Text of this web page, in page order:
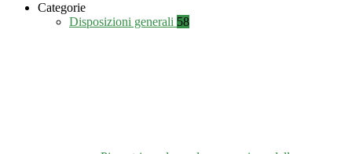
Categorie
Disposizioni generali 58